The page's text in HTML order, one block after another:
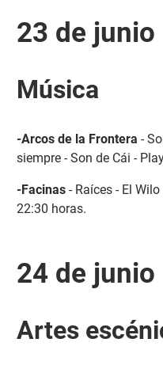
23 de junio
Música
-Arcos de la Frontera -
siempre - Son de Cái -
-Facinas- Raíces - El
22:30 horas.
24 de junio
Artes